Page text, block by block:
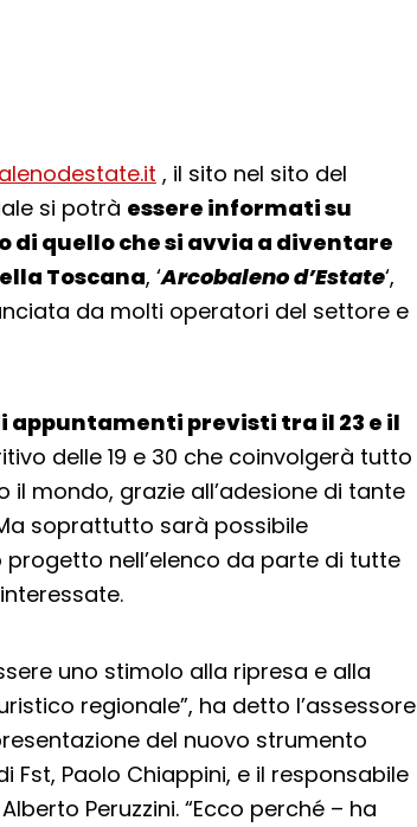
, il sito nel sito del
si potrà essere informati su
quello che si avvia a diventare
Toscana, ‘Arcobaleno d’Estate‘,
da molti operatori del settore e
appuntamenti previsti tra il 23 e il
delle 19 e 30 che coinvolgerà tutto
mondo, grazie all’adesione di tante
soprattutto sarà possibile
nell’elenco da parte di tutte
uno stimolo alla ripresa e alla
regionale”, ha detto l’assessore
del nuovo strumento
Paolo Chiappini, e il responsabile
Peruzzini. “Ecco perché – ha